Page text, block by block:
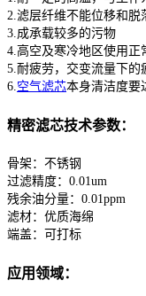
2.滤层纤维不能位移和脱
3.成承载较多的污物
4.高空及寒冷地区使用正
5.耐疲劳，交变流量下的
6.空气滤芯本身清洁度要
精密滤芯技术参数：
骨架：不锈钢
过滤精度：0.01um
残余油分量：0.01ppm
滤材：优质海绵
端盖：可打标
应用领域：